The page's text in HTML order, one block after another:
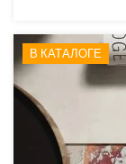
В КАТАЛОГЕ